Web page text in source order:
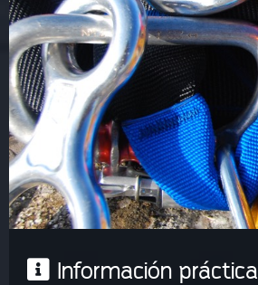
Información práctica